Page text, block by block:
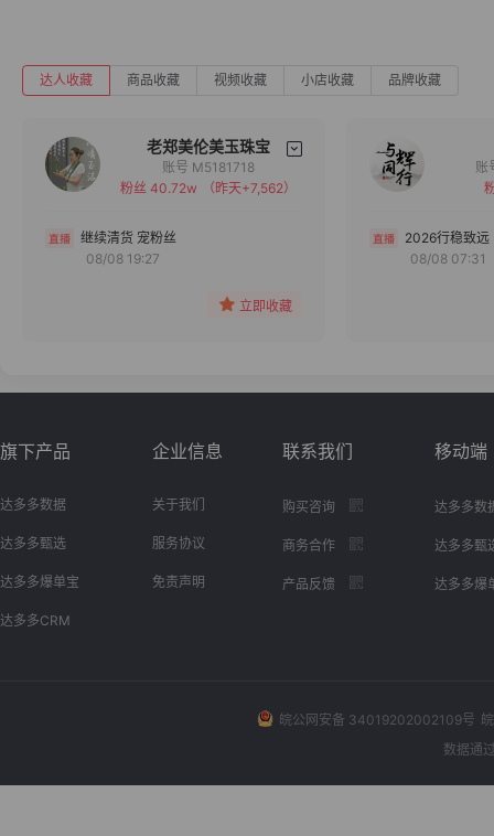
达人收藏 商品收藏 视频收藏 小店收藏 品牌收藏
老郑美伦美玉珠宝
备注
账号 M5181718
粉丝 40.72w
（昨天+7,562）
继续清货 宠粉丝
08/08 19:27
立即收藏
2026行稳致远
08/08 07:31
旗下产品
达多多数据
达多多甄选
达多多爆单宝
达多多CRM
企业信息
关于我们
服务协议
免责声明
联系我们
购买咨询
商务合作
产品反馈
移动端
达多多数
达多多甄
达多多爆
皖公网安备 34019202002109号
数据通